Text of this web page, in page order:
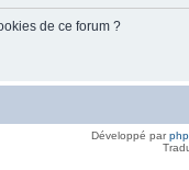
de ce forum ?
Développé par